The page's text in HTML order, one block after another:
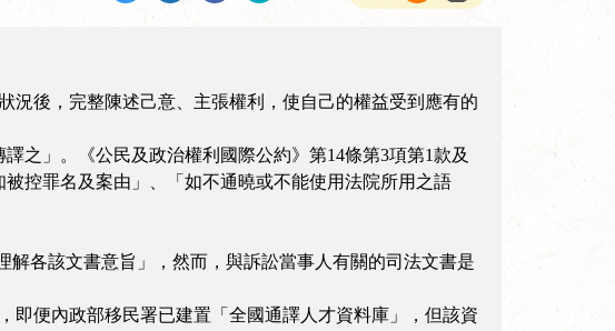
況後，完整陳述己意、主張權利，使自己的權益受到應有的
之」。《公民及政治權利國際公約》第14條第3項第1款及
控罪名及案由」、「如不通曉或不能使用法院所用之語
解各該文書意旨」，然而，與訴訟當事人有關的司法文書是
即便內政部移民署已建置「全國通譯人才資料庫」，但該資